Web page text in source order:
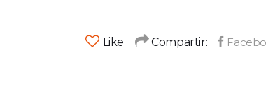
Like Compartir: